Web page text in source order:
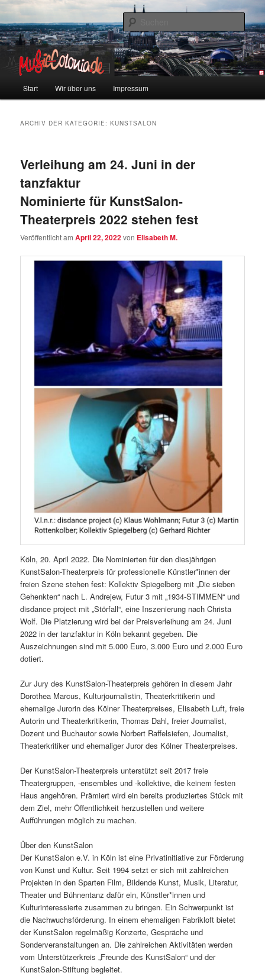
Zum
wechseln
Zum
sekundären
Inhalt
wechselnmusic-colonia
Colonia und Musik!
Start Wir über uns Impressum
ARCHIV DER KATEGORIE:KUNSTSALON
Verleihung am 24. Juni in der
tanzfaktur
Nominierte für KunstSalon-
Theaterpreis 2022 stehen fest
Veröffentlicht amApril 22, 2022von Elisabeth M.
Köln, 20. April 2022. Die Nominierten für den diesjährigen
KunstSalon-Theaterpreis für professionelle Künstler*innen der
freien Szene stehen fest: Kollektiv Spiegelberg mit „Die sieben
Gehenkten“ nach L. Andrejew, Futur 3 mit „1934-STIMMEN“ und
disdance project mit „Störfall“, eine Inszenierung nach Christa
Wolf. Die Platzierung wird bei der Preisverleihung am 24. Juni
2022 in der tanzfaktur in Köln bekannt gegeben. Die
Auszeichnungen sind mit 5.000 Euro, 3.000 Euro und 2.000 Euro
dotiert.
Zur Jury des KunstSalon-Theaterpreis gehören in diesem Jahr
Dorothea Marcus, Kulturjournalistin, Theaterkritikerin und
ehemalige Jurorin des Kölner Theaterpreises, Elisabeth Luft, freie
Autorin und Theaterkritikerin, Thomas Dahl, freier Journalist,
Dozent und Buchautor sowie Norbert Raffelsiefen, Journalist,
Theaterkritiker und ehemaliger Juror des Kölner Theaterpreises.
Der KunstSalon-Theaterpreis unterstützt seit 2017 freie
Theatergruppen, -ensembles und -kollektive, die keinem festen
Haus angehören. Prämiert wird ein bereits produziertes Stück mit
dem Ziel, mehr Öffentlichkeit herzustellen und weitere
Aufführungen möglich zu machen.
Über den KunstSalon
Der KunstSalon e.V. in Köln ist eine Privatinitiative zur Förderung
von Kunst und Kultur. Seit 1994 setzt er sich mit zahlreichen
Projekten in den Sparten Film, Bildende Kunst, Musik, Literatur,
Theater und Bühnentanz dafür ein, Künstler*innen und
Kulturinteressierte zusammen zu bringen. Ein Schwerpunkt ist
die Nachwuchsförderung. In einem ehemaligen Fabrikloft bietet
der KunstSalon regelmäßig Konzerte, Gespräche und
Sonderveranstaltungen an. Die zahlreichen Aktivitäten werden
vom Unterstützerkreis „Freunde des KunstSalon“ und der
KunstSalon-Stiftung begleitet.